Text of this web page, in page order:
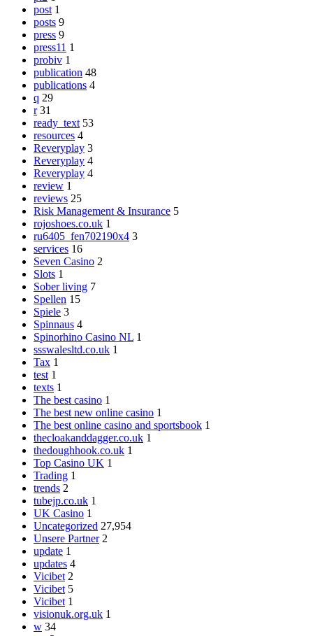
post 1
posts 9
press 9
press11 1
probiv 1
publication 48
publications 4
q 29
r 31
ready_text 53
resources 4
Reveryplay 3
Reveryplay 4
Reveryplay 4
review 1
reviews 25
Risk Management & Insurance 5
rojoshoes.co.uk 1
ru6405_fen702190x4 3
services 16
Seven Casino 2
Slots 1
Sober living 7
Spellen 15
Spiele 3
Spinnaus 4
Spinorhino Casino NL 1
ssswalesltd.co.uk 1
Tax 1
test 1
texts 1
The best casino 1
The best new online casino 1
The best online casino and sportsbook 1
thecloakanddagger.co.uk 1
thedoughhook.co.uk 1
Top Casino UK 1
Trading 1
trends 2
tubejp.co.uk 1
UK Casino 1
Uncategorized 27,954
Unsere Partner 2
update 1
updates 4
Vicibet 2
Vicibet 5
Vicibet 1
visionuk.org.uk 1
w 34